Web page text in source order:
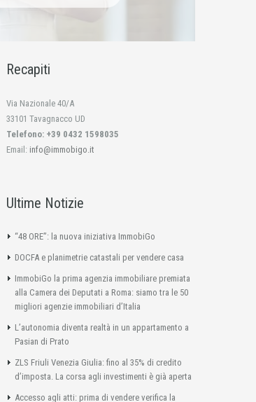
Recapiti
Via Nazionale 40/A
33101 Tavagnacco UD
Telefono: +39 0432 1598035
Email: info@immobigo.it
Ultime Notizie
“48 ORE”: la nuova iniziativa ImmobiGo
DOCFA e planimetrie catastali per vendere casa
ImmobiGo la prima agenzia immobiliare premiata
alla Camera dei Deputati a Roma: siamo tra le 50
migliori agenzie immobiliari d’Italia
L’autonomia diventa realtà in un appartamento a
Pasian di Prato
ZLS Friuli Venezia Giulia: fino al 35% di credito
d’imposta. La corsa agli investimenti è già aperta
Accesso agli atti: prima di vendere verifica la